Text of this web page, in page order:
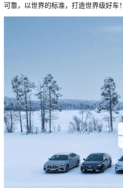
可靠，以世界的标准，打造世界级好车！